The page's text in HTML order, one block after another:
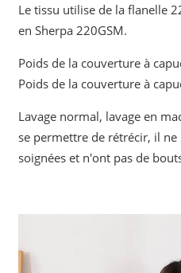
Le tissu utilise de la flanelle
en Sherpa 220GSM.
Poids de la couverture à
Poids de la couverture à
Lavage normal, lavage en
se permettre de rétrécir, il
soignées et n'ont pas de